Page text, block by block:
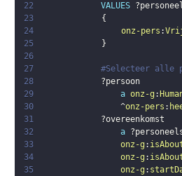
22
VALUES
23
{
24
onz-pers :
25
}
26
27
#Selecteer alle
28
?persoon
29
a onz-g :
30
                ^
onz-pers :
31
?overeenkomst
32
a
33
onz-g :
34
onz-g :
35
onz-g :